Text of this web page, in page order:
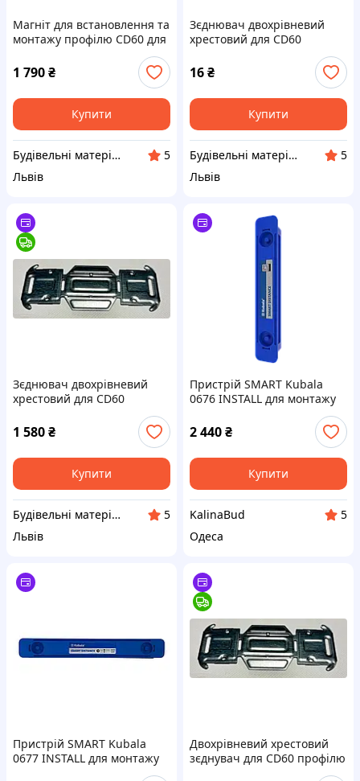
Магніт для встановлення та
монтажу профілю CD60 для
1 790₴
Купити
Будівельні матеріали. Гуртівня у Львові (ceresit.lviv.ua)
5
Львів
Зєднювач двохрівневий
хрестовий для CD60
профілю усилений 0,8 мм
16₴
Купити
Будівельні матеріали. Гуртівня у Львові (ceresit.lviv.ua)
5
Львів
Зєднювач двохрівневий
хрестовий для CD60
профілю усилений 0,8 мм
100шт.
1 580₴
Купити
Будівельні матеріали. Гуртівня у Львові (ceresit.lviv.ua)
5
Львів
Пристрій SMART Kubala
0676 INSTALL для монтажу
профілю CD60, 60х400 мм
2 440₴
Купити
KalinaBud
5
Одеса
Пристрій SMART Kubala
0677 INSTALL для монтажу
профілю CD60, 60х500 мм
Двохрівневий хрестовий
зєднувач для CD60 профілю